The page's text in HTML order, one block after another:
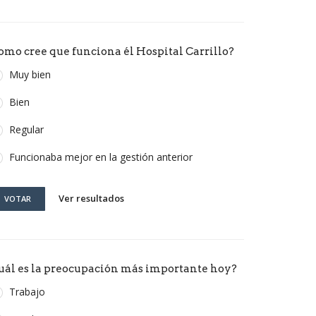
cree que funciona él Hospital Carrillo?
Muy bien
Bien
Regular
Funcionaba mejor en la gestión anterior
VOTAR Ver resultados
es la preocupación más importante hoy?
Trabajo